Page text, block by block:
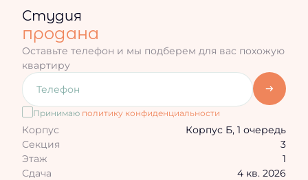
Студия
продана
Оставьте телефон и мы подберем для вас похожую
квартиру
Принимаю политику конфиденциальности
Корпус
Корпус Б, 1 очередь
Секция
3
Этаж
1
Сдача
4 кв. 2026